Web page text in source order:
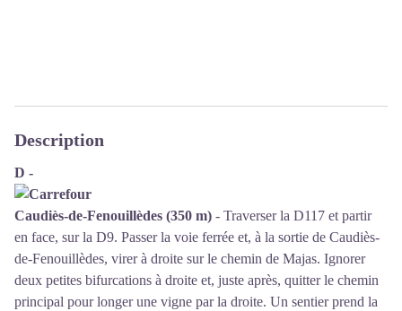
Description
D -
Caudiès-de-Fenouillèdes (350 m) - Traverser la D117 et partir
en face, sur la D9. Passer la voie ferrée et, à la sortie de Caudiès-
de-Fenouillèdes, virer à droite sur le chemin de Majas. Ignorer
deux petites bifurcations à droite et, juste après, quitter le chemin
principal pour longer une vigne par la droite. Un sentier prend la